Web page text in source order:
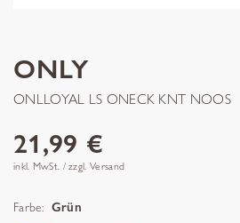
ONLY
ONLLOYAL LS ONECK KNT NOOS
21,99 €
inkl. MwSt. / zzgl. Versand
Farbe: Grün